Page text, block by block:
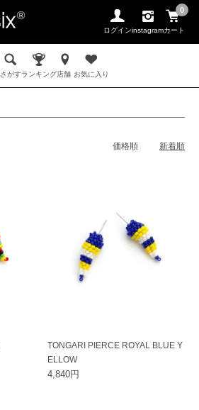
ログインinstagram
0
カート
さがすランキング店舗 お気に入り
TONGARI PIECE
価格順 新着順
TONGARI PIERCE ROYAL BLUE Y
ELLOW
4,840円